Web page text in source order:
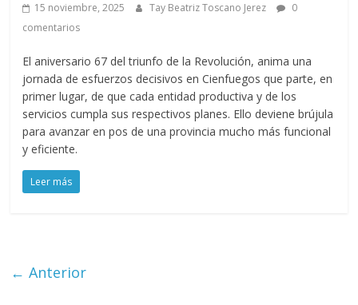
15 noviembre, 2025 Tay Beatriz Toscano Jerez
0
comentarios
El aniversario 67 del triunfo de la Revolución, anima una
jornada de esfuerzos decisivos en Cienfuegos que parte, en
primer lugar, de que cada entidad productiva y de los
servicios cumpla sus respectivos planes. Ello deviene brújula
para avanzar en pos de una provincia mucho más funcional
y eficiente.
Leer más
← Anterior